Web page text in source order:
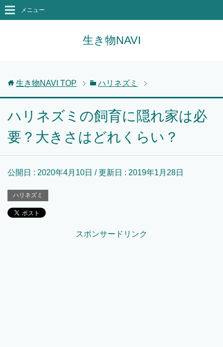
生き物NAVI
メニュー
生き物NAVI TOP ハリネズミ
ハリネズミの飼育に隠れ家は必
要？大きさはどれくらい？
公開日 : 2020年4月10日 / 更新日 : 2019年1月28日
ハリネズミ
スポンサードリンク